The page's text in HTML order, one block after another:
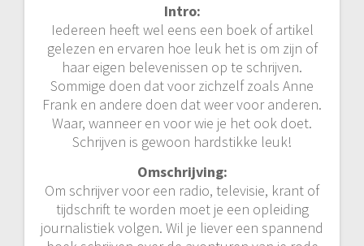
Intro:
Iedereen heeft wel eens een boek of artikel
gelezen en ervaren hoe leuk het is om zijn of
haar eigen belevenissen op te schrijven.
Sommige doen dat voor zichzelf zoals Anne
Frank en andere doen dat weer voor anderen.
Waar, wanneer en voor wie je het ook doet.
Schrijven is gewoon hardstikke leuk!
Omschrijving:
Om schrijver voor een radio, televisie, krant of
tijdschrift te worden moet je een opleiding
journalistiek volgen. Wil je liever een spannend